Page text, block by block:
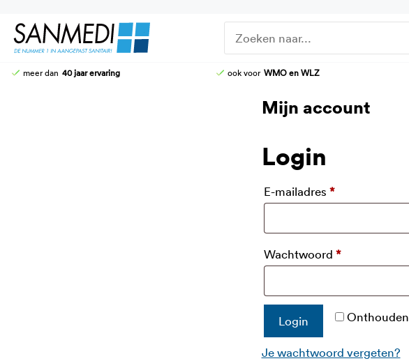
naar
meer dan 40 jaar ervaring ook voor WMO en WLZ
Mijn account
Login
E-mailadres *Vereist
Wachtwoord *Vereist
Onthouden
Login
Je wachtwoord vergeten?